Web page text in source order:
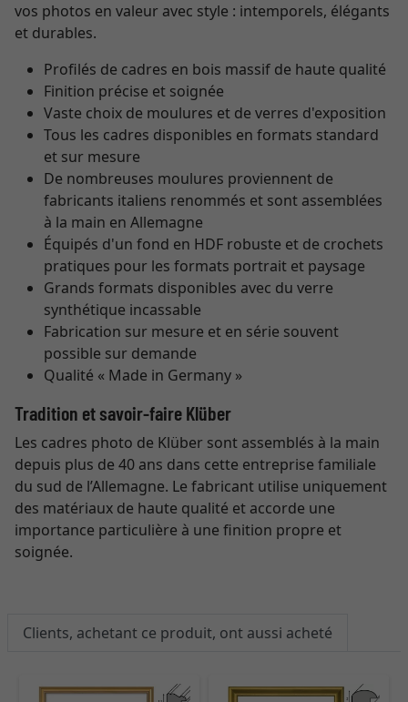
vos photos en valeur avec style : intemporels, élégants
et durables.
Profilés de cadres en bois massif de haute qualité
Finition précise et soignée
Vaste choix de moulures et de verres d'exposition
Tous les cadres disponibles en formats standard
et sur mesure
De nombreuses moulures proviennent de
fabricants italiens renommés et sont assemblées
à la main en Allemagne
Équipés d'un fond en HDF robuste et de crochets
pratiques pour les formats portrait et paysage
Grands formats disponibles avec du verre
synthétique incassable
Fabrication sur mesure et en série souvent
possible sur demande
Qualité « Made in Germany »
Tradition et savoir-faire Klüber
Les cadres photo de Klüber sont assemblés à la main
depuis plus de 40 ans dans cette entreprise familiale
du sud de l’Allemagne. Le fabricant utilise uniquement
des matériaux de haute qualité et accorde une
importance particulière à une finition propre et
soignée.
Clients, achetant ce produit, ont aussi acheté